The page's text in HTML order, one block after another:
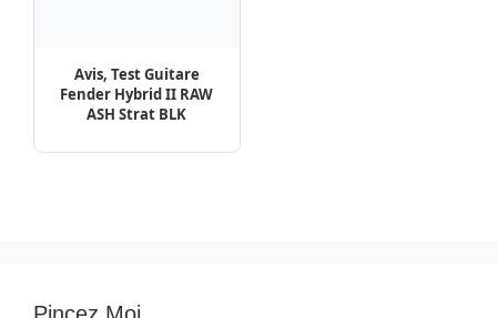
Avis, Test Guitare
Fender Hybrid II RAW
ASH Strat BLK
Pincez Moi